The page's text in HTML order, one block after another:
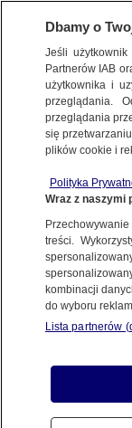
ŚWIAT
8.05.2025, 07:35
Czyta lektor
Dbamy o
Jeśli
Partnerów IAB
użytkownika i
przeglądania.
przeglądania
się
plików cookie i
Polityka
Wraz z naszymi
treści.
kombinacji
do wyboru
Lista partnerów